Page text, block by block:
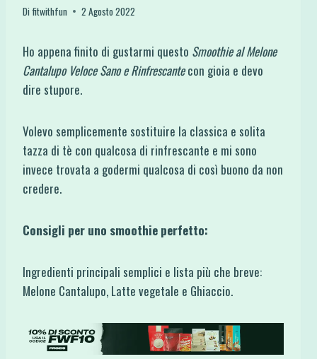
Difitwithfun 2 Agosto 2022
Ho appena finito di gustarmi questo Smoothie al Melone
Cantalupo Veloce Sano e Rinfrescantecon gioia e devo
dire stupore.
Volevo semplicemente sostituire la classica e solita
tazza di tè con qualcosa di rinfrescante e mi sono
invece trovata a godermi qualcosa di così buono da non
credere.
Consigli per uno smoothie perfetto:
Ingredienti principali semplici e lista più che breve:
Melone Cantalupo, Latte vegetale e Ghiaccio.